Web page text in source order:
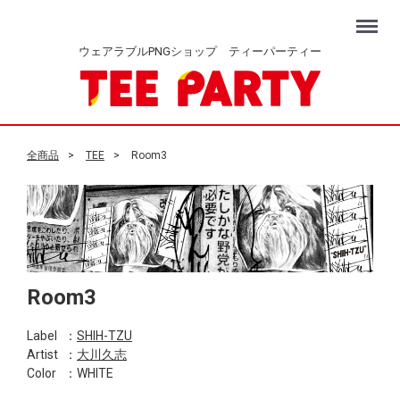
ウェアラブルPNGショップ ティーパーティー
Menu
全商品 TEE Room3
Room3
Label ： SHIH-TZU
Artist
： 大川久志
Color
：WHITE